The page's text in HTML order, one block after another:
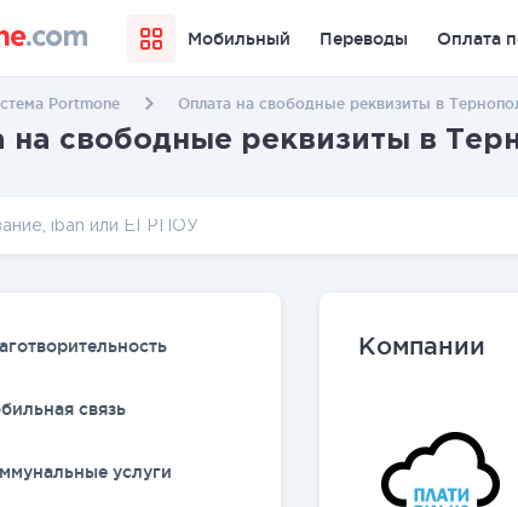
Мобильный Переводы Оплата
Portmone Оплата на свободные реквизиты в
на свободные реквизиты в
связь
услуги
Компании